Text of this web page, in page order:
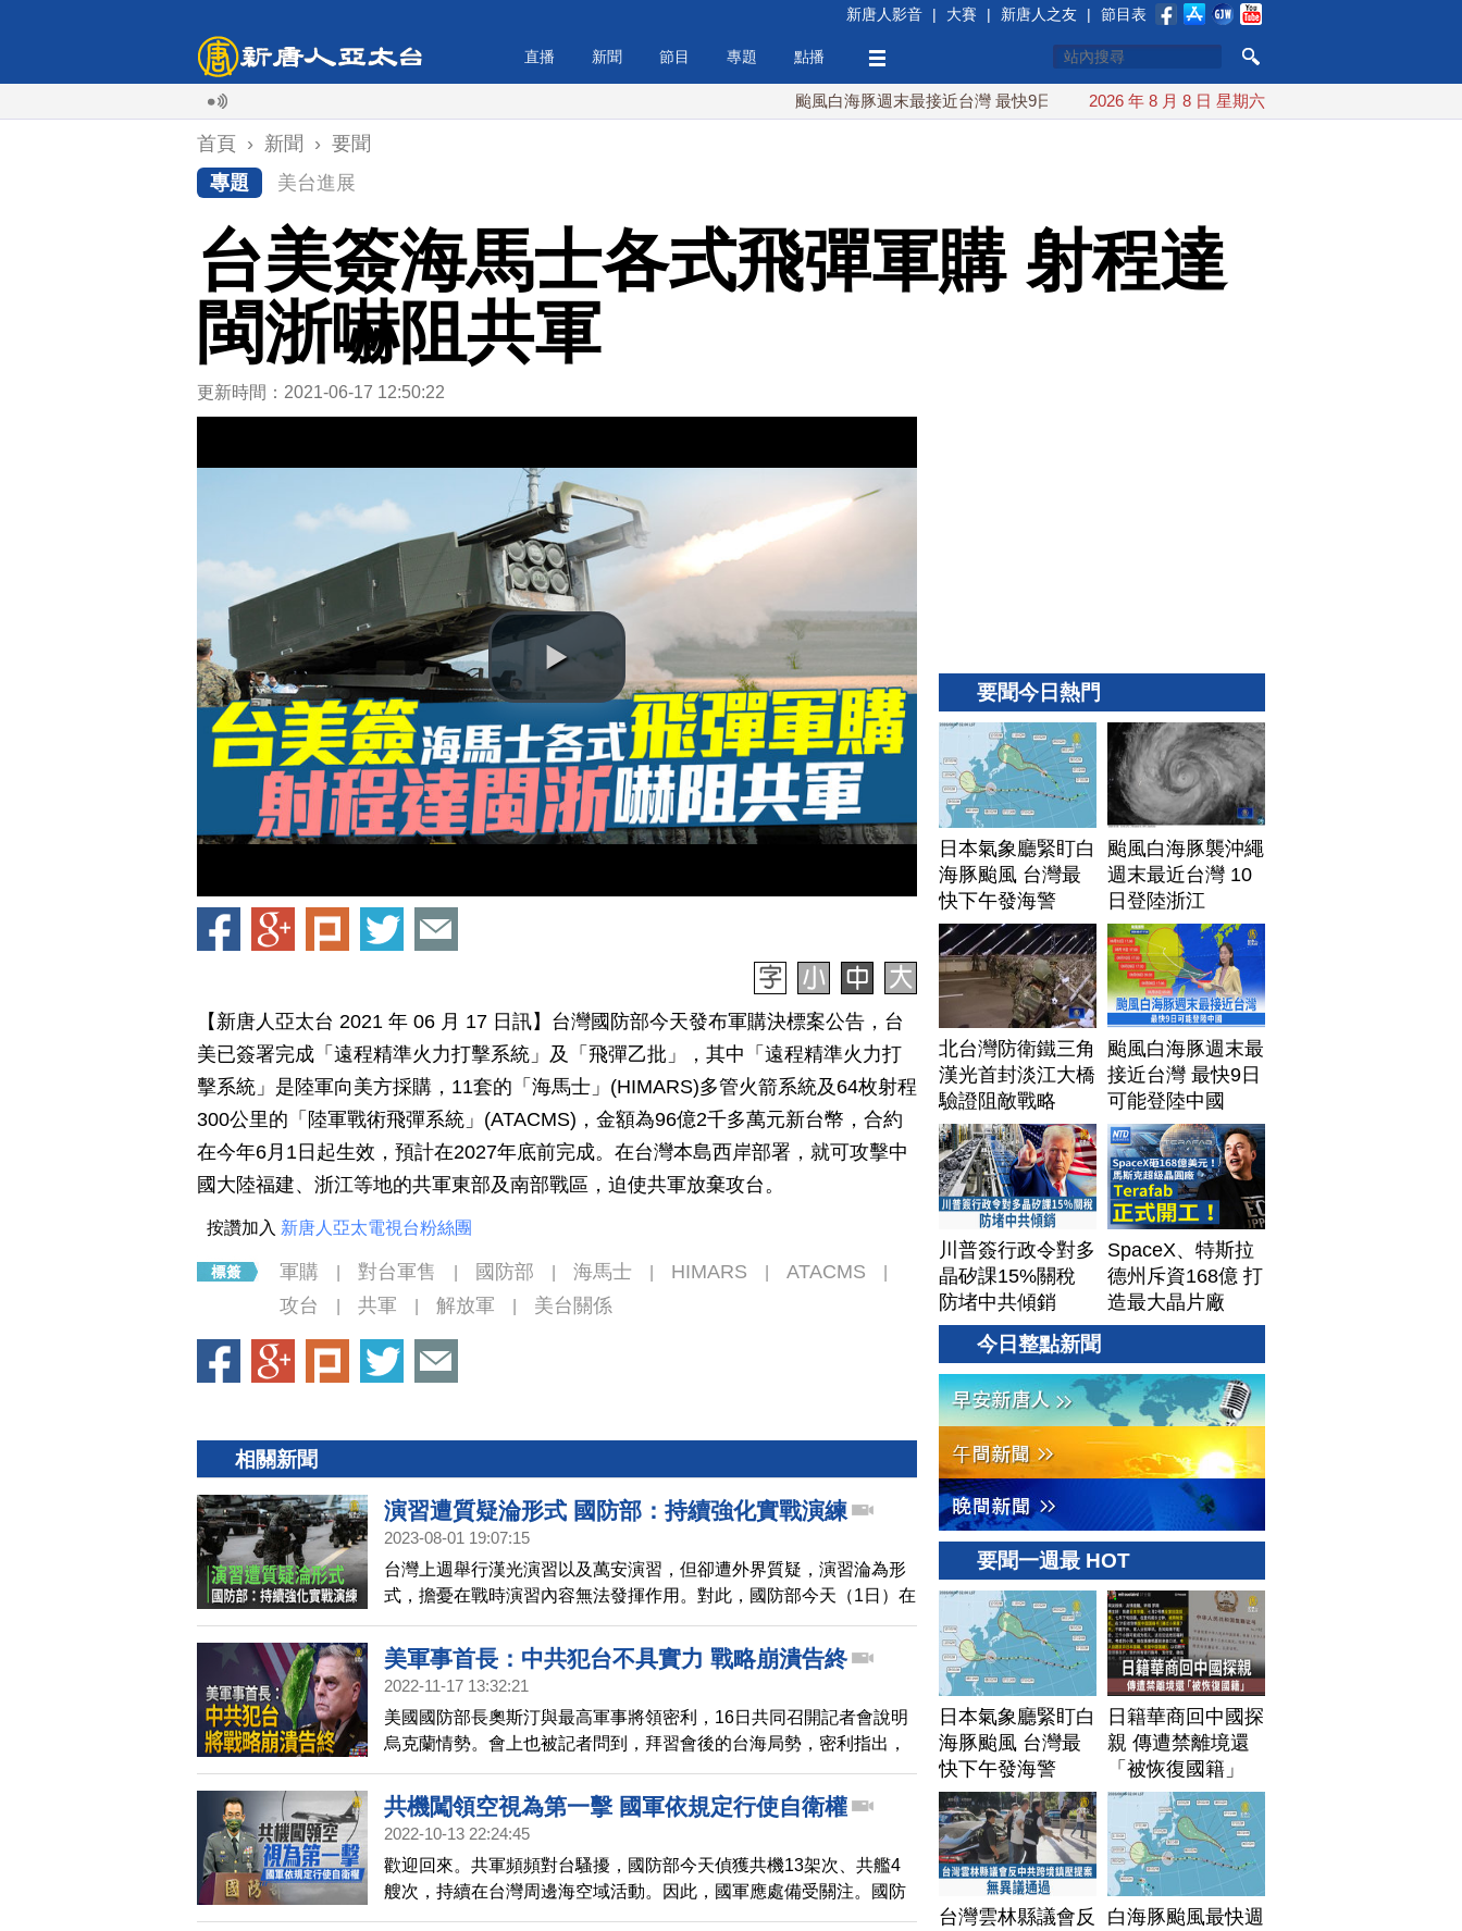
新唐人影音 | 大賽 | 新唐人之友 | 節目表
直播 新聞 節目 專題 點播
颱風白海豚週末最接近台灣 最快9日可能登陸中國 台灣漢光首結合城鎮演習 AIT連續發文讚「韌
2026 年 8 月 8 日 星期六
首頁 › 新聞 › 要聞
專題
美台進展
台美簽海馬士各式飛彈軍購 射程達
閩浙嚇阻共軍
更新時間：2021-06-17 12:50:22
【新唐人亞太台 2021 年 06 月 17 日訊】台灣國防部今天發布軍購決標案公告，台
美已簽署完成「遠程精準火力打擊系統」及「飛彈乙批」，其中「遠程精準火力打
擊系統」是陸軍向美方採購，11套的「海馬士」(HIMARS)多管火箭系統及64枚射程
300公里的「陸軍戰術飛彈系統」(ATACMS)，金額為96億2千多萬元新台幣，合約
在今年6月1日起生效，預計在2027年底前完成。在台灣本島西岸部署，就可攻擊中
國大陸福建、浙江等地的共軍東部及南部戰區，迫使共軍放棄攻台。
按讚加入 新唐人亞太電視台粉絲團
軍購 對台軍售 國防部 海馬士 HIMARS ATACMS
攻台 共軍 解放軍 美台關係
相關新聞
演習遭質疑淪形式 國防部：持續強化實戰演練
2023-08-01 19:07:15
台灣上週舉行漢光演習以及萬安演習，但卻遭外界質疑，演習淪為形
式，擔憂在戰時演習內容無法發揮作用。對此，國防部今天（1日）在
記者會上回應，表示會強化實戰化演練。
美軍事首長：中共犯台不具實力 戰略崩潰告終
2022-11-17 13:32:21
美國國防部長奧斯汀與最高軍事將領密利，16日共同召開記者會說明
烏克蘭情勢。會上也被記者問到，拜習會後的台海局勢，密利指出，
中共犯台不具實力 ，會以戰略崩潰告終。
共機闖領空視為第一擊 國軍依規定行使自衛權
2022-10-13 22:24:45
歡迎回來。共軍頻頻對台騷擾，國防部今天偵獲共機13架次、共艦4
艘次，持續在台灣周邊海空域活動。因此，國軍應處備受關注。國防
部定義共軍飛行器入侵領空，等同第一擊，第一線部隊將斷然處置。
要聞今日熱門
日本氣象廳緊盯白
海豚颱風 台灣最
快下午發海警
颱風白海豚襲沖繩
週末最近台灣 10
日登陸浙江
北台灣防衛鐵三角
漢光首封淡江大橋
驗證阻敵戰略
颱風白海豚週末最
接近台灣 最快9日
可能登陸中國
川普簽行政令對多
晶矽課15%關稅
防堵中共傾銷
SpaceX、特斯拉
德州斥資168億 打
造最大晶片廠
Terafab
今日整點新聞
要聞一週最 HOT
日本氣象廳緊盯白
海豚颱風 台灣最
快下午發海警
日籍華商回中國探
親 傳遭禁離境還
「被恢復國籍」
台灣雲林縣議會反
白海豚颱風最快週